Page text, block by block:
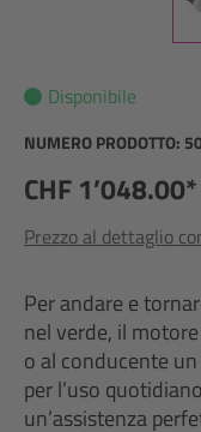
Disponibile
NUMERO PRODOTTO:
CHF 1’048.00*
Prezzo al dettaglio
Per andare e
nel verde, il
o al conducente
per l’uso
un’assistenza